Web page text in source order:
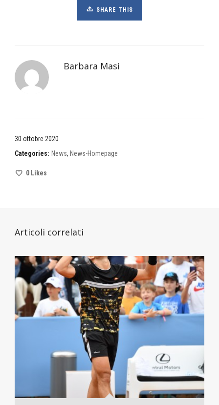
SHARE THIS
Barbara Masi
30 ottobre 2020
Categories: News, News-Homepage
0 Likes
Articoli correlati